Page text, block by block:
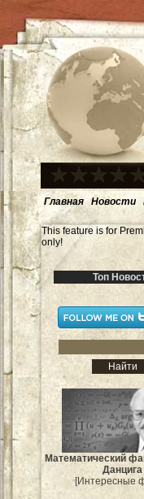
Главная Новости
This feature is for
only!
Топ
Mатематический
Данцига
[Интересные